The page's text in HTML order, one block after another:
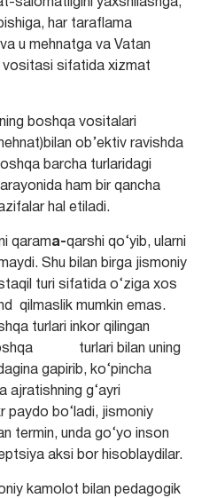
salomatligini yaxshilashga,
har taraflama
u mehnatga va Vatan
vositasi sifatida xizmat
boshqa vositalari
ob’ektiv ravishda
barcha turlaridagi
ham bir qancha
hal etiladi.
qarama-qarshi qo‘yib, ularni
Shu bilan birga jismoniy
turi sifatida o‘ziga xos
qilmaslik mumkin emas.
turlari inkor qilingan
turlari bilan uning
gapirib, ko‘pincha
ajratishning g‘ayri
paydo bo‘ladi, jismoniy
termin, unda go‘yo inson
aksi bor hisoblaydilar.
kamolot bilan pedagogik